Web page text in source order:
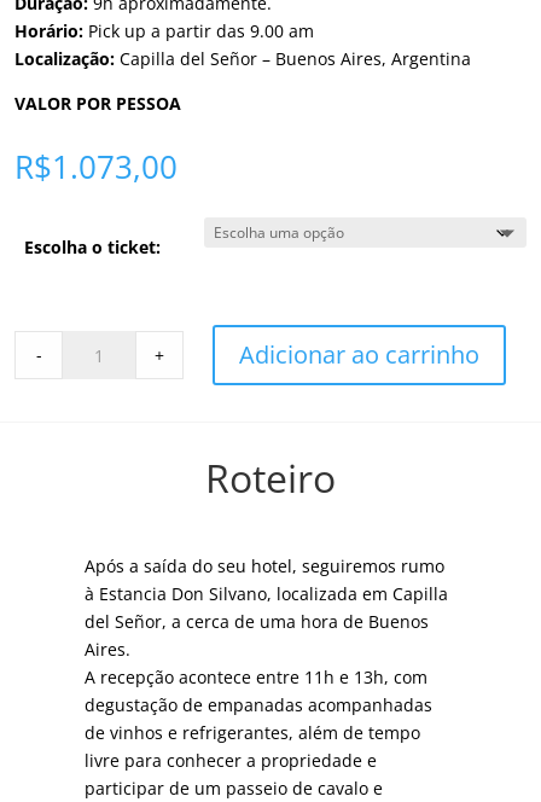
Horário: Pick up a partir das 9.00 am
Localização: Capilla del Señor – Buenos Aires, Argentina
VALOR POR PESSOA
R$1.073,00
Escolha o ticket:
- + Adicionar ao carrinho
Roteiro
Após a saída do seu hotel, seguiremos rumo
à Estancia Don Silvano, localizada em Capilla
del Señor, a cerca de uma hora de Buenos
Aires.
A recepção acontece entre 11h e 13h, com
degustação de empanadas acompanhadas
de vinhos e refrigerantes, além de tempo
livre para conhecer a propriedade e
participar de um passeio de cavalo e